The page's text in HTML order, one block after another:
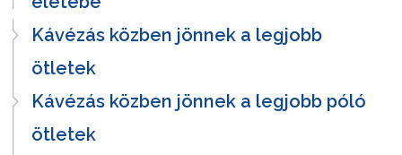
Kávézás közben jönnek a legjobb
ötletek
Kávézás közben jönnek a legjobb póló
ötletek